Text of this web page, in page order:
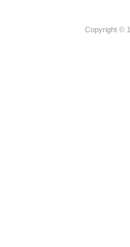
Copyright ©